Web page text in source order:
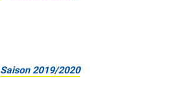
Saison 2019/2020